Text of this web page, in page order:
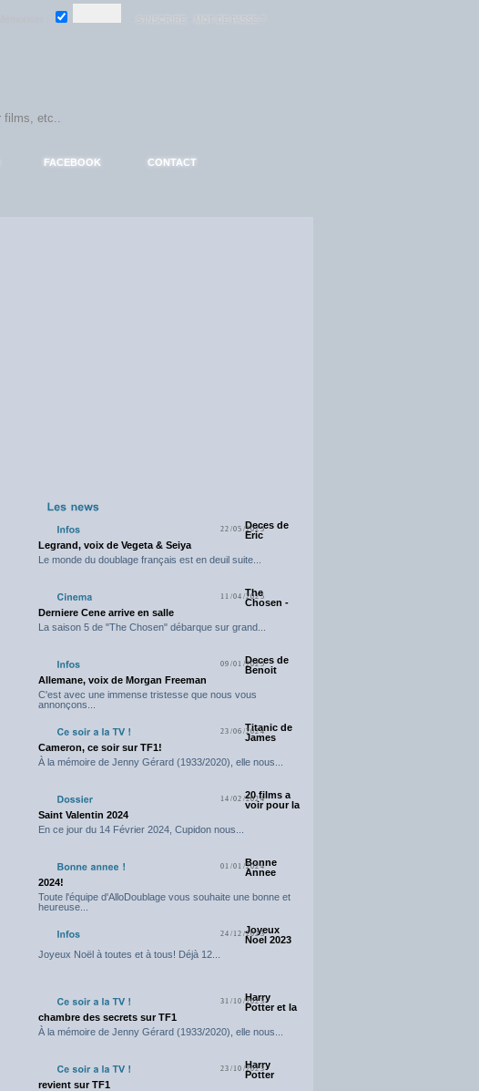
FACEBOOK CONTACT
22/05/2025Deces de
Eric
Legrand, voix de Vegeta & Seiya
Le monde du doublage français est en deuil suite...
11/04/2025
The
Chosen -
Derniere Cene arrive en salle
La saison 5 de "The Chosen" débarque sur grand...
09/01/2025Deces de
Benoit
Allemane, voix de Morgan Freeman
C'est avec une immense tristesse que nous vous
annonçons...
23/06/2024Titanic de
James
Cameron, ce soir sur TF1!
À la mémoire de Jenny Gérard (1933/2020), elle nous...
14/02/202420 films a
voir pour la
Saint Valentin 2024
En ce jour du 14 Février 2024, Cupidon nous...
01/01/2024
Bonne
Annee
2024!
Toute l'équipe d'AlloDoublage vous souhaite une bonne et
heureuse...
24/12/2023
Joyeux
Noel 2023
Joyeux Noël à toutes et à tous! Déjà 12...
31/10/2023
Harry
Potter et la
chambre des secrets sur TF1
À la mémoire de Jenny Gérard (1933/2020), elle nous...
23/10/2023
Harry
Potter
revient sur TF1